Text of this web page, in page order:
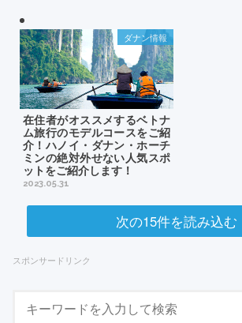
在住者がオススメするベトナ
ム旅行のモデルコースをご紹
介！ハノイ・ダナン・ホーチ
ミンの絶対外せない人気スポ
ットをご紹介します！
2023.05.31
ダナン情報
次の15件を読み込む
スポンサードリンク